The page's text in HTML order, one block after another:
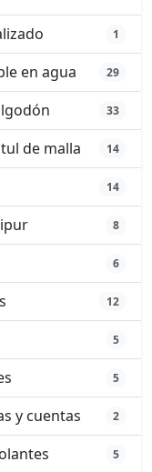
1
en agua 29
33
de malla 14
14
8
6
12
5
5
y cuentas 2
5